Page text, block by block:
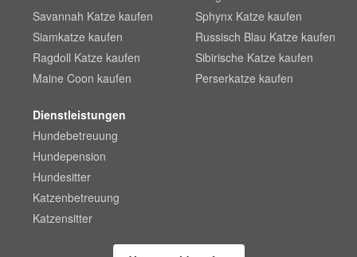
Savannah Katze kaufen
Siamkatze kaufen
Ragdoll Katze kaufen
Maine Coon kaufen
Sphynx Katze kaufen
Russisch Blau Katze kaufen
Sibirische Katze kaufen
Perserkatze kaufen
Dienstleistungen
Hundebetreuung
Hundepension
Hundesitter
Katzenbetreuung
Katzensitter